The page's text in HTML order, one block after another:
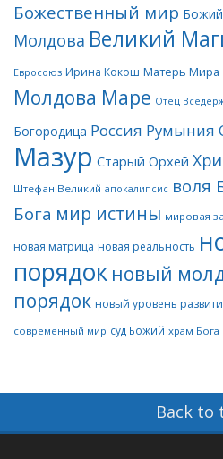
Божественный мир
Молдова Великий
Евросоюз Ирина Кокош Матерь Мира
Молдова Маре Отец
Богородица Россия Румыния
Мазур Старый Орхей
Штефан Великий апокалипсис воля
Бога мир истины мировая
новая матрица новая реальность
порядок новый
порядок новый уровень
современный мир суд Божий храм Бога
Back to